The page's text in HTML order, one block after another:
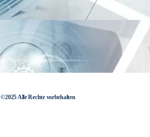
©2025 Alle Rechte vorbehalten